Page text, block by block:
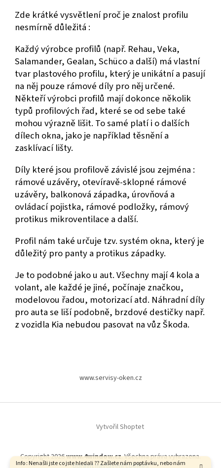
Info : Nenašli jste co jste hledali ?? Zašlete nám poptávku, nebo nám
Zde krátké vysvětlení proč je znalost profilu
nesmírně důležitá :
Každý výrobce profilů (např. Rehau, Veka,
Salamander, Gealan, Schüco a další) má vlastní
tvar plastového profilu, který je unikátní a pasují
na něj pouze rámové díly pro něj určené.
Někteří výrobci profilů mají dokonce několik
typů profilových řad, které se od sebe také
mohou výrazně lišit. To samé platí i o dalších
dílech okna, jako je například těsnění a
zasklívací lišty.
Díly které jsou profilově závislé jsou zejména :
rámové uzávěry, otevíravě-sklopné rámové
uzávěry, balkonová západka, úrovňová a
ovládací pojistka, rámové podložky, rámový
protikus mikroventilace a další.
Profil nám také určuje tzv. systém okna, který je
důležitý pro panty a protikus západky.
Je to podobné jako u aut. Všechny mají 4 kola a
volant, ale každé je jiné, počínaje značkou,
modelovou řadou, motorizací atd. Náhradní díly
pro auta se liší podobně, brzdové destičky např.
z vozidla Kia nebudou pasovat na vůz Škoda.
t
www.servisy-oken.cz
Vytvořil Shoptet
Copyright 2026www.4window.cz. Všechna práva vyhrazena.
Upravit nastavení cookies